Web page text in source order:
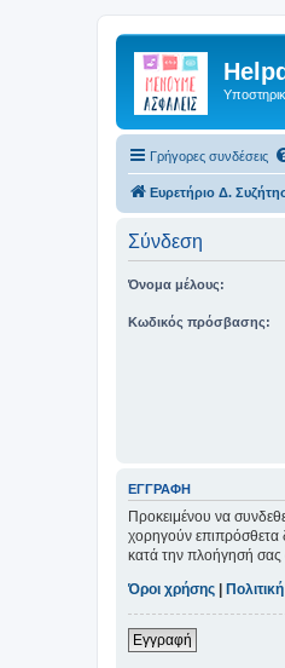
Γρήγορες συνδέσεις
Ευρετήριο Δ.
Σύνδεση
Όνομα μέλους:
Κωδικός πρόσβασης:
ΕΓΓΡΑΦΉ
Προκειμένου να
χορηγούν επιπρόσθετα
κατά την πλοήγησή
Όροι χρήσης
Εγγραφή